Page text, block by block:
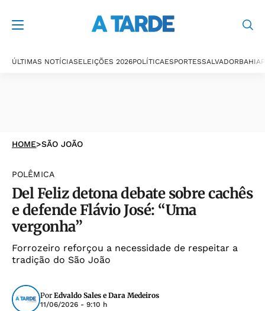
ÚLTIMAS NOTÍCIASELEIÇÕES 2026POLÍTICAESPORTESSALVADORBAHIA
HOME>SÃO JOÃO
POLÊMICA
Del Feliz detona debate sobre cachês
e defende Flávio José: “Uma
vergonha”
Forrozeiro reforçou a necessidade de respeitar a
tradição do São João
Por Edvaldo Sales e Dara Medeiros
11/06/2026 - 9:10 h